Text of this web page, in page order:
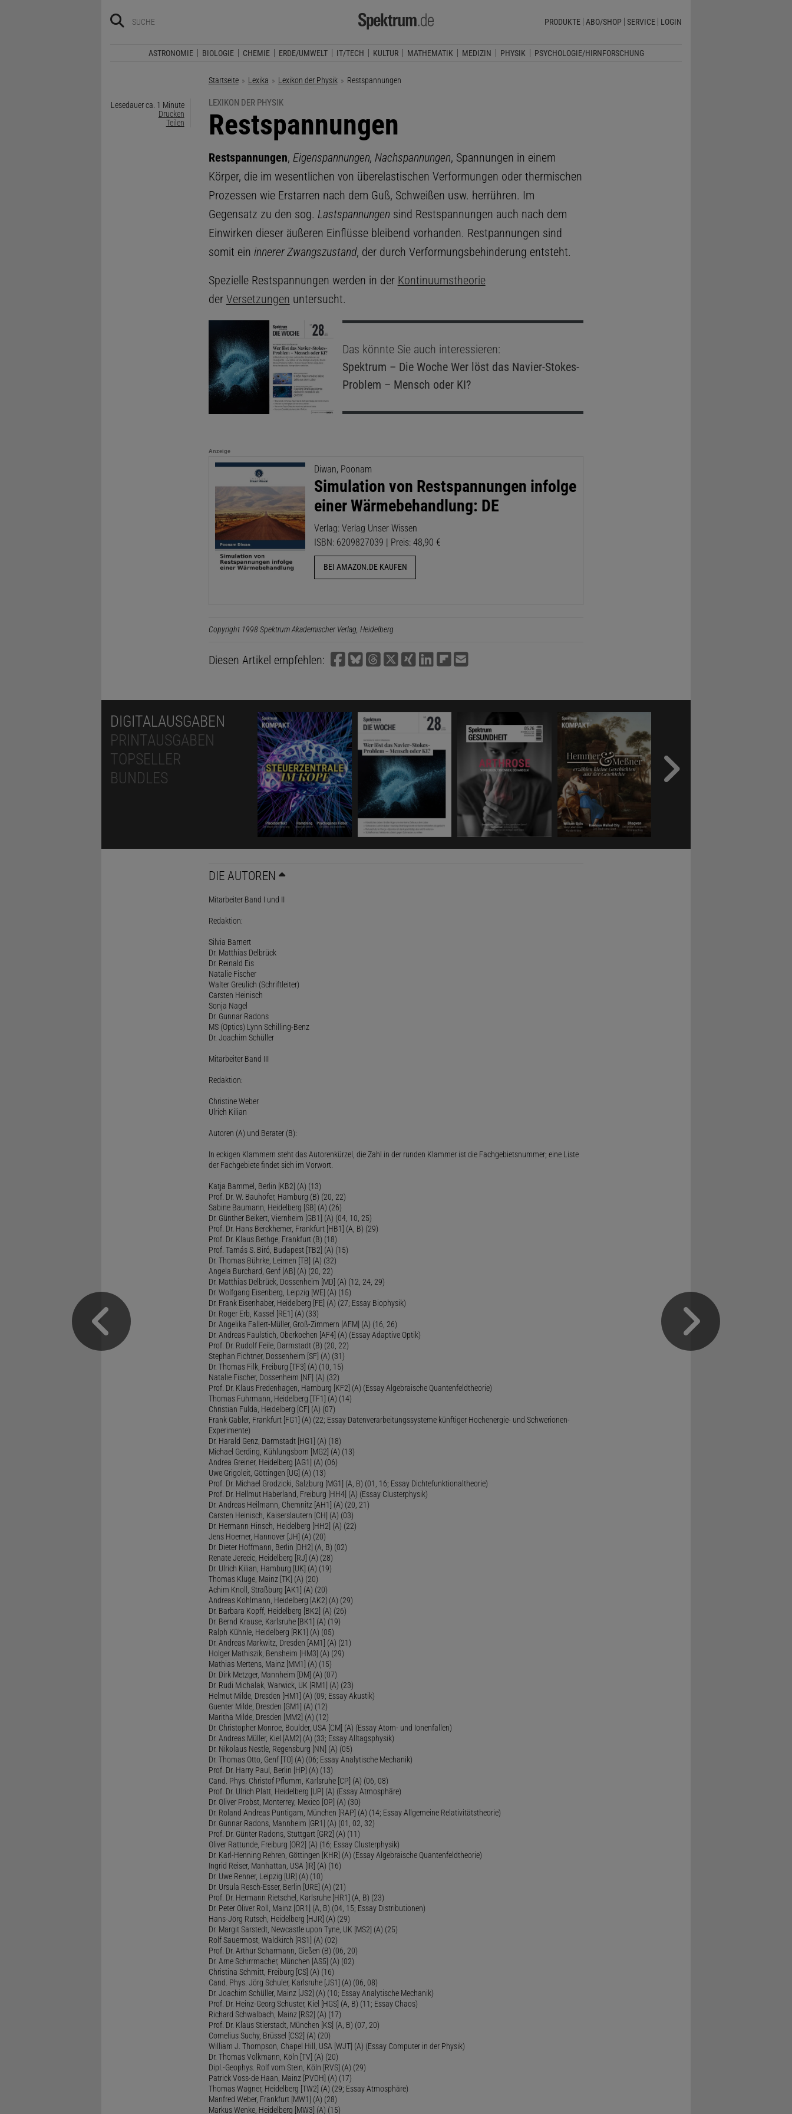
PRODUKTE ABO/SHOP SERVICE LOGIN
ASTRONOMIE BIOLOGIE CHEMIE ERDE/UMWELT IT/TECH KULTUR MATHEMATIK MEDIZIN PHYSIK PSYCHOLOGIE/HIRNFORSCHUNG
Startseite Lexika Lexikon der Physik Aktuelle Seite:
Restspannungen
Lesedauer ca. 1 Minute
Drucken
Teilen
LEXIKON DER PHYSIK
:
Restspannungen
Restspannungen, Eigenspannungen, Nachspannungen, Spannungen in einem
Körper, die im wesentlichen von überelastischen Verformungen oder thermischen
Prozessen wie Erstarren nach dem Guß, Schweißen usw. herrühren. Im
Gegensatz zu den sog. Lastspannungen sind Restspannungen auch nach dem
Einwirken dieser äußeren Einflüsse bleibend vorhanden. Restpannungen sind
somit ein innerer Zwangszustand, der durch Verformungsbehinderung entsteht.
Spezielle Restspannungen werden in der Kontinuumstheorie
der Versetzungen untersucht.
Das könnte Sie auch interessieren:
Spektrum – Die WocheWer löst das Navier-Stokes-
Problem – Mensch oder KI?
Anzeige
Diwan, Poonam
Simulation von Restspannungen infolge
einer Wärmebehandlung: DE
Verlag: Verlag Unser Wissen
ISBN: 6209827039 | Preis: 48,90 €
BEI AMAZON.DE KAUFEN
Copyright 1998 Spektrum Akademischer Verlag, Heidelberg
Diesen Artikel empfehlen:
DIGITALAUSGABEN
PRINTAUSGABEN
TOPSELLER
BUNDLES
DIE AUTOREN
Mitarbeiter Band I und II
Redaktion:
Silvia Barnert
Dr. Matthias Delbrück
Dr. Reinald Eis
Natalie Fischer
Walter Greulich (Schriftleiter)
Carsten Heinisch
Sonja Nagel
Dr. Gunnar Radons
MS (Optics) Lynn Schilling-Benz
Dr. Joachim Schüller
Mitarbeiter Band III
Redaktion:
Christine Weber
Ulrich Kilian
Autoren (A) und Berater (B):
In eckigen Klammern steht das Autorenkürzel, die Zahl in der runden Klammer ist die Fachgebietsnummer; eine Liste
der Fachgebiete findet sich im Vorwort.
Katja Bammel, Berlin [KB2] (A) (13)
Prof. Dr. W. Bauhofer, Hamburg (B) (20, 22)
Sabine Baumann, Heidelberg [SB] (A) (26)
Dr. Günther Beikert, Viernheim [GB1] (A) (04, 10, 25)
Prof. Dr. Hans Berckhemer, Frankfurt [HB1] (A, B) (29)
Prof. Dr. Klaus Bethge, Frankfurt (B) (18)
Prof. Tamás S. Biró, Budapest [TB2] (A) (15)
Dr. Thomas Bührke, Leimen [TB] (A) (32)
Angela Burchard, Genf [AB] (A) (20, 22)
Dr. Matthias Delbrück, Dossenheim [MD] (A) (12, 24, 29)
Dr. Wolfgang Eisenberg, Leipzig [WE] (A) (15)
Dr. Frank Eisenhaber, Heidelberg [FE] (A) (27; Essay Biophysik)
Dr. Roger Erb, Kassel [RE1] (A) (33)
Dr. Angelika Fallert-Müller, Groß-Zimmern [AFM] (A) (16, 26)
Dr. Andreas Faulstich, Oberkochen [AF4] (A) (Essay Adaptive Optik)
Prof. Dr. Rudolf Feile, Darmstadt (B) (20, 22)
Stephan Fichtner, Dossenheim [SF] (A) (31)
Dr. Thomas Filk, Freiburg [TF3] (A) (10, 15)
Natalie Fischer, Dossenheim [NF] (A) (32)
Prof. Dr. Klaus Fredenhagen, Hamburg [KF2] (A) (Essay Algebraische Quantenfeldtheorie)
Thomas Fuhrmann, Heidelberg [TF1] (A) (14)
Christian Fulda, Heidelberg [CF] (A) (07)
Frank Gabler, Frankfurt [FG1] (A) (22; Essay Datenverarbeitungssysteme künftiger Hochenergie- und Schwerionen-
Experimente)
Dr. Harald Genz, Darmstadt [HG1] (A) (18)
Michael Gerding, Kühlungsborn [MG2] (A) (13)
Andrea Greiner, Heidelberg [AG1] (A) (06)
Uwe Grigoleit, Göttingen [UG] (A) (13)
Prof. Dr. Michael Grodzicki, Salzburg [MG1] (A, B) (01, 16; Essay Dichtefunktionaltheorie)
Prof. Dr. Hellmut Haberland, Freiburg [HH4] (A) (Essay Clusterphysik)
Dr. Andreas Heilmann, Chemnitz [AH1] (A) (20, 21)
Carsten Heinisch, Kaiserslautern [CH] (A) (03)
Dr. Hermann Hinsch, Heidelberg [HH2] (A) (22)
Jens Hoerner, Hannover [JH] (A) (20)
Dr. Dieter Hoffmann, Berlin [DH2] (A, B) (02)
Renate Jerecic, Heidelberg [RJ] (A) (28)
Dr. Ulrich Kilian, Hamburg [UK] (A) (19)
Thomas Kluge, Mainz [TK] (A) (20)
Achim Knoll, Straßburg [AK1] (A) (20)
Andreas Kohlmann, Heidelberg [AK2] (A) (29)
Dr. Barbara Kopff, Heidelberg [BK2] (A) (26)
Dr. Bernd Krause, Karlsruhe [BK1] (A) (19)
Ralph Kühnle, Heidelberg [RK1] (A) (05)
Dr. Andreas Markwitz, Dresden [AM1] (A) (21)
Holger Mathiszik, Bensheim [HM3] (A) (29)
Mathias Mertens, Mainz [MM1] (A) (15)
Dr. Dirk Metzger, Mannheim [DM] (A) (07)
Dr. Rudi Michalak, Warwick, UK [RM1] (A) (23)
Helmut Milde, Dresden [HM1] (A) (09; Essay Akustik)
Guenter Milde, Dresden [GM1] (A) (12)
Maritha Milde, Dresden [MM2] (A) (12)
Dr. Christopher Monroe, Boulder, USA [CM] (A) (Essay Atom- und Ionenfallen)
Dr. Andreas Müller, Kiel [AM2] (A) (33; Essay Alltagsphysik)
Dr. Nikolaus Nestle, Regensburg [NN] (A) (05)
Dr. Thomas Otto, Genf [TO] (A) (06; Essay Analytische Mechanik)
Prof. Dr. Harry Paul, Berlin [HP] (A) (13)
Cand. Phys. Christof Pflumm, Karlsruhe [CP] (A) (06, 08)
Prof. Dr. Ulrich Platt, Heidelberg [UP] (A) (Essay Atmosphäre)
Dr. Oliver Probst, Monterrey, Mexico [OP] (A) (30)
Dr. Roland Andreas Puntigam, München [RAP] (A) (14; Essay Allgemeine Relativitätstheorie)
Dr. Gunnar Radons, Mannheim [GR1] (A) (01, 02, 32)
Prof. Dr. Günter Radons, Stuttgart [GR2] (A) (11)
Oliver Rattunde, Freiburg [OR2] (A) (16; Essay Clusterphysik)
Dr. Karl-Henning Rehren, Göttingen [KHR] (A) (Essay Algebraische Quantenfeldtheorie)
Ingrid Reiser, Manhattan, USA [IR] (A) (16)
Dr. Uwe Renner, Leipzig [UR] (A) (10)
Dr. Ursula Resch-Esser, Berlin [URE] (A) (21)
Prof. Dr. Hermann Rietschel, Karlsruhe [HR1] (A, B) (23)
Dr. Peter Oliver Roll, Mainz [OR1] (A, B) (04, 15; Essay Distributionen)
Hans-Jörg Rutsch, Heidelberg [HJR] (A) (29)
Dr. Margit Sarstedt, Newcastle upon Tyne, UK [MS2] (A) (25)
Rolf Sauermost, Waldkirch [RS1] (A) (02)
Prof. Dr. Arthur Scharmann, Gießen (B) (06, 20)
Dr. Arne Schirrmacher, München [AS5] (A) (02)
Christina Schmitt, Freiburg [CS] (A) (16)
Cand. Phys. Jörg Schuler, Karlsruhe [JS1] (A) (06, 08)
Dr. Joachim Schüller, Mainz [JS2] (A) (10; Essay Analytische Mechanik)
Prof. Dr. Heinz-Georg Schuster, Kiel [HGS] (A, B) (11; Essay Chaos)
Richard Schwalbach, Mainz [RS2] (A) (17)
Prof. Dr. Klaus Stierstadt, München [KS] (A, B) (07, 20)
Cornelius Suchy, Brüssel [CS2] (A) (20)
William J. Thompson, Chapel Hill, USA [WJT] (A) (Essay Computer in der Physik)
Dr. Thomas Volkmann, Köln [TV] (A) (20)
Dipl.-Geophys. Rolf vom Stein, Köln [RVS] (A) (29)
Patrick Voss-de Haan, Mainz [PVDH] (A) (17)
Thomas Wagner, Heidelberg [TW2] (A) (29; Essay Atmosphäre)
Manfred Weber, Frankfurt [MW1] (A) (28)
Markus Wenke, Heidelberg [MW3] (A) (15)